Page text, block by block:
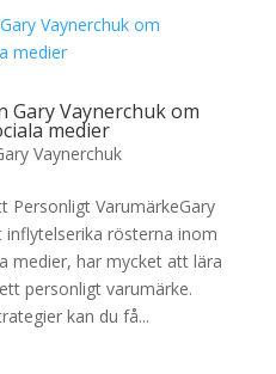
Gary Vaynerchuk om
medier
Vaynerchuk
Personligt VarumärkeGary
inflytelserika rösterna inom
medier, har mycket att lära
personligt varumärke.
kan du få...